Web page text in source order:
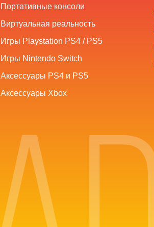
Аксессуары Xbox
Игры Nintendo Switch
Игры Playstation PS4 / PS5
Аксессуары PS4 и PS5
Портативные консоли
Виртуальная реальность